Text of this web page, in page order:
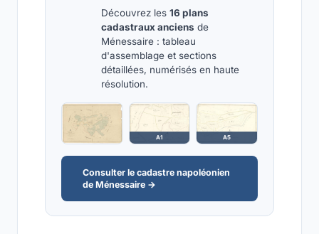
Découvrez les 16 plans
cadastraux anciens de
Ménessaire : tableau
d'assemblage et sections
détaillées, numérisés en haute
résolution.
A1 A5
Consulter le cadastre napoléonien
de Ménessaire →